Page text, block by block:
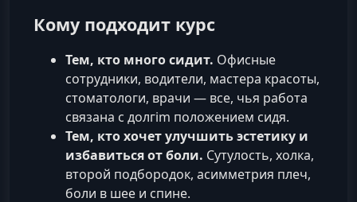
Кому подходит курс
Тем, кто много сидит. Офисные
сотрудники, водители, мастера красоты,
стоматологи, врачи — все, чья работа
связана с долгim положением сидя.
Тем, кто хочет улучшить эстетику и
избавиться от боли. Сутулость, холка,
второй подбородок, асимметрия плеч,
боли в шее и спине.